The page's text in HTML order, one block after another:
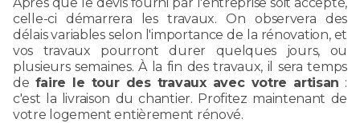
celle-ci démarrera les travaux. On observera des
délais variables selon l'importance de la rénovation, et
vos travaux pourront durer quelques jours, ou
plusieurs semaines. À la fin des travaux, il sera temps
de faire le tour des travaux avec votre artisan :
c'est la livraison du chantier. Profitez maintenant de
votre logement entièrement rénové.